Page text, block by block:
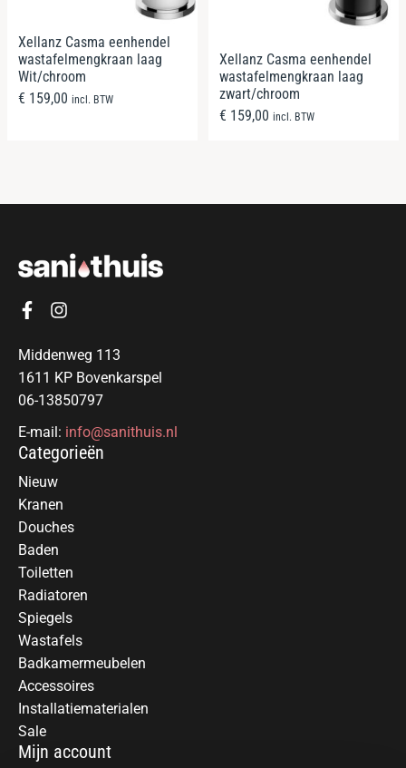
Xellanz Casma eenhendel
wastafelmengkraan laag
Wit/chroom
€ 159,00 incl. BTW
Xellanz Casma eenhendel
wastafelmengkraan laag
zwart/chroom
€ 159,00 incl. BTW
Middenweg 113
1611 KP Bovenkarspel
06-13850797
E-mail: info@sanithuis.nl
Categorieën
Nieuw
Kranen
Douches
Baden
Toiletten
Radiatoren
Spiegels
Wastafels
Badkamermeubelen
Accessoires
Installatiematerialen
Sale
Mijn account